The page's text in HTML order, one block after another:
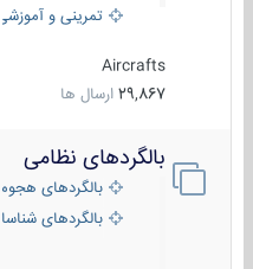
تمرینی و آموزشی
Aircrafts
29,867 ارسال ها
بالگردهای نظامی
بالگردهای هجومی
بالگردهای شناسایی